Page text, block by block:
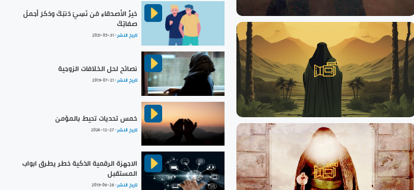
خيرُ الأصدقاءِ مَن نَسِيَ ذنبَكَ وذكرَ أجملَ
صفاتِكَ
تاريخ النشر :2021-05-31
نصائح لحل الخلافات الزوجية
تاريخ النشر :2019-07-21
خمس تحديات تحيط بالمؤمن
تاريخ النشر :2024-12-27
الاجهزة الرقمية الذكية خطر يطرق ابواب
المستقبل
تاريخ النشر :2019-06-28